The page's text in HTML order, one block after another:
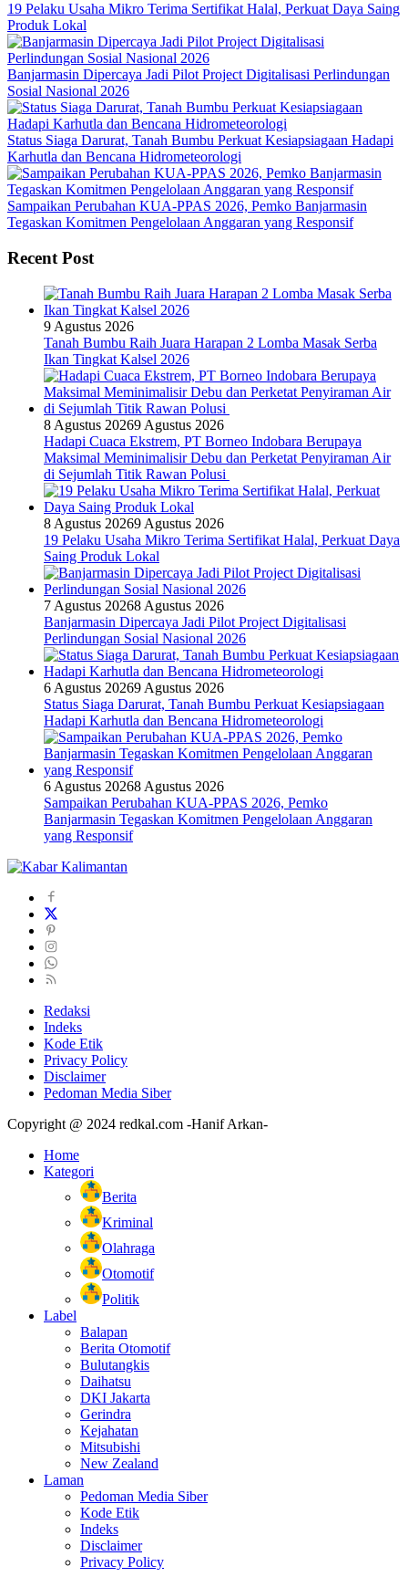
19 Pelaku Usaha Mikro Terima Sertifikat Halal, Perkuat Daya Saing
Produk Lokal
Banjarmasin Dipercaya Jadi Pilot Project Digitalisasi Perlindungan
Sosial Nasional 2026
Status Siaga Darurat, Tanah Bumbu Perkuat Kesiapsiagaan Hadapi
Karhutla dan Bencana Hidrometeorologi
Sampaikan Perubahan KUA-PPAS 2026, Pemko Banjarmasin
Tegaskan Komitmen Pengelolaan Anggaran yang Responsif
Recent Post
9 Agustus 2026
Tanah Bumbu Raih Juara Harapan 2 Lomba Masak Serba
Ikan Tingkat Kalsel 2026
8 Agustus 20269 Agustus 2026
Hadapi Cuaca Ekstrem, PT Borneo Indobara Berupaya
Maksimal Meminimalisir Debu dan Perketat Penyiraman Air
di Sejumlah Titik Rawan Polusi
8 Agustus 20269 Agustus 2026
19 Pelaku Usaha Mikro Terima Sertifikat Halal, Perkuat Daya
Saing Produk Lokal
7 Agustus 20268 Agustus 2026
Banjarmasin Dipercaya Jadi Pilot Project Digitalisasi
Perlindungan Sosial Nasional 2026
6 Agustus 20269 Agustus 2026
Status Siaga Darurat, Tanah Bumbu Perkuat Kesiapsiagaan
Hadapi Karhutla dan Bencana Hidrometeorologi
6 Agustus 20268 Agustus 2026
Sampaikan Perubahan KUA-PPAS 2026, Pemko
Banjarmasin Tegaskan Komitmen Pengelolaan Anggaran
yang Responsif
Redaksi
Indeks
Kode Etik
Privacy Policy
Disclaimer
Pedoman Media Siber
Copyright @ 2024 redkal.com -Hanif Arkan-
Home
Kategori
Berita
Kriminal
Olahraga
Otomotif
Politik
Label
Balapan
Berita Otomotif
Bulutangkis
Daihatsu
DKI Jakarta
Gerindra
Kejahatan
Mitsubishi
New Zealand
Laman
Pedoman Media Siber
Kode Etik
Indeks
Disclaimer
Privacy Policy